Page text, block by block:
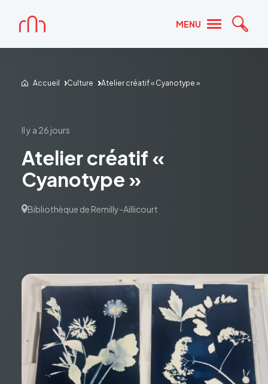
MENU
Accueil
Accueil Culture Atelier créatif « Cyanotype »
Atelier créatif «
Cyanotype »
il y a 26 jours
Bibliothèque de Remilly-Aillicourt